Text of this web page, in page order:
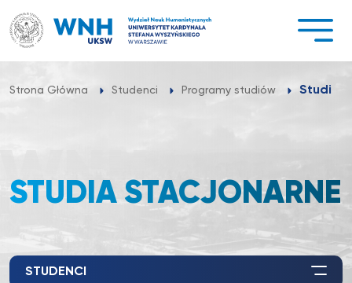
do
treści
Strona Główna Studenci Programy studiów Studia
STUDIA STACJONARNE
STUDENCI